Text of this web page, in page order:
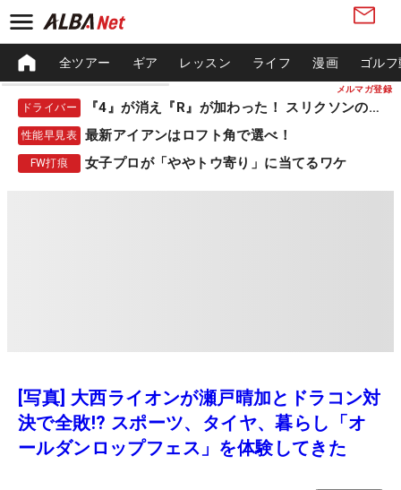
メルマガ登録
全ツアー ギア レッスン ライフ 漫画 ゴル
ドライバー 『4』が消え『R』が加わった！ スリクソンの新作
性能早見表 最新アイアンはロフト角で選べ！
FW打痕 女子プロが「ややトウ寄り」に当てるワケ
[写真] 大西ライオンが瀬戸晴加とドラコン対
決で全敗!? スポーツ、タイヤ、暮らし「オ
ールダンロップフェス」を体験してきた